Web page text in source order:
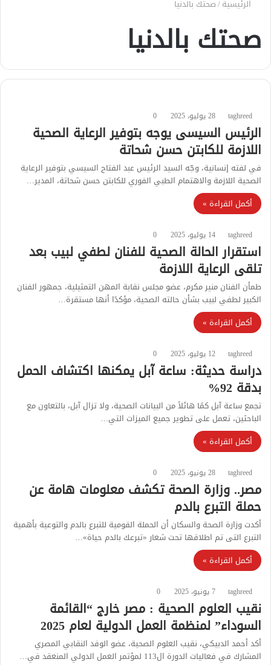
الرئيسية/صحتك بالدنيا
صحتك بالدنيا
taghreed 28 يوليو، 2025 0
الرئيس السيسى يوجه بتوفير الرعاية الصحية
اللازمة للكابتن حسن شحاتة
في لفته إنسانية، وجّه السيد الرئيس عبد الفتاح السيسي بتوفير الرعاية
الصحية اللازمة والاهتمام الطبي الفوري للكابتن حسن شحاتة، المدير…
أكمل القراءة »
taghreed 14 يوليو، 2025 0
استقرار الحالة الصحية للفنان لطفي لبيب بعد
تلقى الرعاية اللازمة
طمأن الفنان منير مكرم، عضو مجلس نقابة المهن التمثيلية، جمهور الفنان
الكبير لطفي لبيب بشأن حالته الصحية، مؤكدًا أنها مستقرة…
أكمل القراءة »
taghreed 12 يوليو، 2025 0
دراسة حديثة: ساعة آبل يمكنها اكتشاف الحمل
بدقة 92%
تجمع ساعة آبل كمًا هائلاً من البيانات الصحية، ولا تزال آبل، بالتعاون مع
الباحثين، تعمل على تطوير جميع الميزات التي…
أكمل القراءة »
taghreed 28 يونيو، 2025 0
مصر.. وزارة الصحة تكشف معلومات هامة عن
حملة التبرع بالدم
أكدت وزارة الصحة والسكان أن الحملة القومية للتبرع بالدم والتوعية بأهمية
التبرع التى تم اطلاقها تحت شعار «تبرعك بالدم حياة»…
أكمل القراءة »
taghreed 7 يونيو، 2025 0
نقيب العلوم الصحية : مصر خارج “القائمة
السوداء” لمنظمة العمل الدولية لعام 2025
أكد أحمد الدبيكي، نقيب العلوم الصحية، عضو الوفد النقابي المصري
المشارك في فعاليات الدورة ال113 لمؤتمر العمل الدولي المنعقد في…